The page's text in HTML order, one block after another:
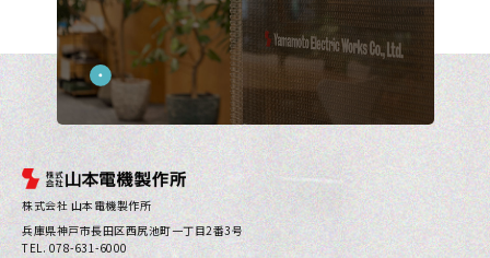
展示会
ニュース
採用
製品情報
採用情報
株式会社 山本電機製作所
兵庫県神⼾市⻑⽥区⻄尻池町⼀丁⽬2番3号
TEL. 078-631-6000